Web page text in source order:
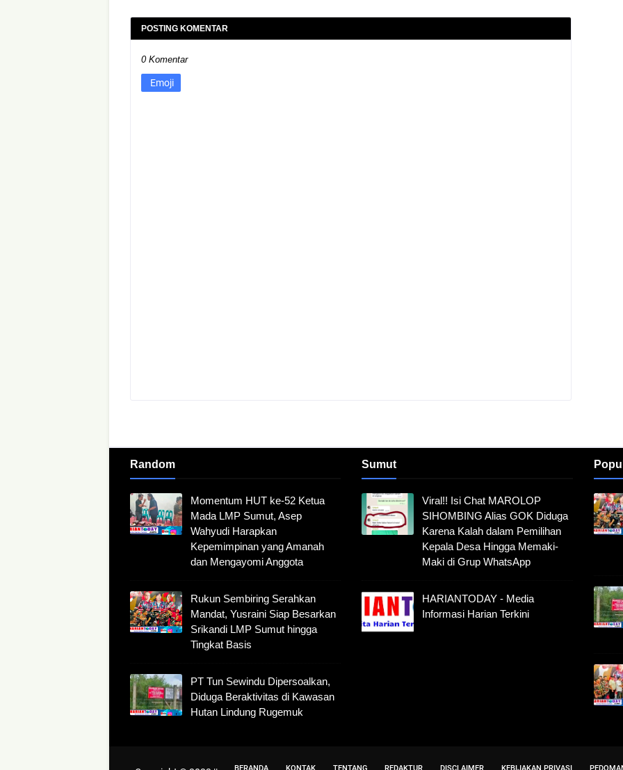
POSTING KOMENTAR
0 Komentar
Emoji
Random
Momentum HUT ke-52 Ketua
Mada LMP Sumut, Asep
Wahyudi Harapkan
Kepemimpinan yang Amanah
dan Mengayomi Anggota
Rukun Sembiring Serahkan
Mandat, Yusraini Siap Besarkan
Srikandi LMP Sumut hingga
Tingkat Basis
PT Tun Sewindu Dipersoalkan,
Diduga Beraktivitas di Kawasan
Hutan Lindung Rugemuk
Sumut
Viral!! Isi Chat MAROLOP
SIHOMBING Alias GOK Diduga
Karena Kalah dalam Pemilihan
Kepala Desa Hingga Memaki-
Maki di Grup WhatsApp
HARIANTODAY - Media
Informasi Harian Terkini